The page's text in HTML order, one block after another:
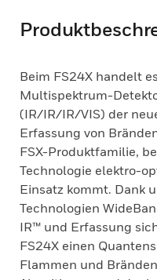
Beim FS24X handelt
Multispektrum-
(IR/IR/IR/VIS) der
Erfassung von
FSX-Produktfamilie,
Technologie elektro-
Einsatz kommt. Dank
Technologien
IR™ und Erfassung
FS24X einen
Flammen und